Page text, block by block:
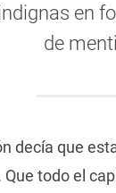
en
de
decía que
todo el